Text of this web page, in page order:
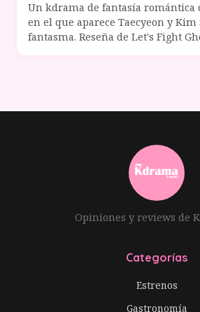
Un kdrama de fantasía romántica
en el que aparece Taecyeon y Kim
fantasma. Reseña de Let's Fight
Opiniones y reviews de
Categorías
Estrenos
Gastronomía